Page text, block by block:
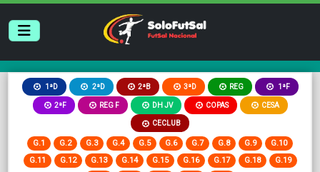
1ªD 2ªD 2ªB 3ªD REG 1ªF
2ªF REG F DH JV COPAS CESA
CECLUB
G.1 G.2 G.3 G.4 G.5 G.6 G.7 G.8 G.9
G.10
G.11
G.12 G.13 G.14 G.15 G.16 G.17 G.18
G.19